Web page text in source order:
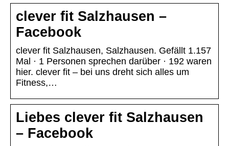
clever fit Salzhausen –
Facebook
clever fit Salzhausen, Salzhausen. Gefällt 1.157
Mal · 1 Personen sprechen darüber · 192 waren
hier. clever fit – bei uns dreht sich alles um
Fitness,…
Liebes clever fit Salzhausen
– Facebook